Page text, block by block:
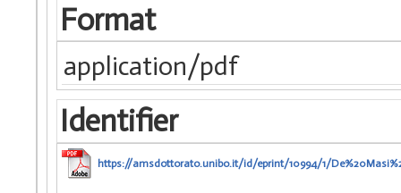
Format
application/pdf
Identifier
https://amsdottorato.unibo.it/id/eprint/10994/1/